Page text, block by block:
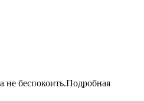
не беспокоить.Подробная